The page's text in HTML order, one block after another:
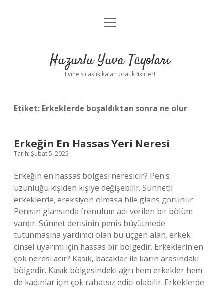
Anasayfa
Yasal Uyarı
menüyü
Huzurlu Yuva Tüyoları
Evine sıcaklık katan pratik fikirler!
Etiket: Erkeklerde boşaldıktan sonra ne olur
Erkeğin En Hassas Yeri Neresi
Tarih: Şubat 5, 2025
Erkeğin en hassas bölgesi neresidir? Penis
uzunluğu kişiden kişiye değişebilir. Sünnetli
erkeklerde, ereksiyon olmasa bile glans görünür.
Penisin glansında frenulum adı verilen bir bölüm
vardır. Sünnet derisinin penis büyütmede
tutunmasına yardımcı olan bu üçgen alan, erkek
cinsel uyarımı için hassas bir bölgedir. Erkeklerin en
çok neresi acır? Kasık, bacaklar ile karın arasındaki
bölgedir. Kasık bölgesindeki ağrı hem erkekler hem
de kadınlar için çok rahatsız edici olabilir. Erkeklerde